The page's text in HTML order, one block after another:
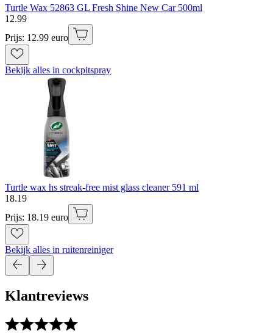
Turtle Wax 52863 GL Fresh Shine New Car 500ml
12.99
Prijs: 12.99 euro
Bekijk alles in cockpitspray
Turtle wax hs streak-free mist glass cleaner 591 ml
18.19
Prijs: 18.19 euro
Bekijk alles in ruitenreiniger
Klantreviews